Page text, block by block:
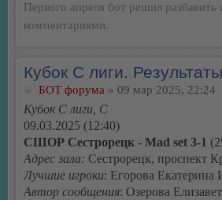
Первого апреля бот решил
комментариями.
Кубок С лиги.
БОТ форума » 09 мар 2025, 22:24
Кубок С лиги, C
09.03.2025 (12:40)
СШОР Сестрорецк - Mad set 3-1
Адрес зала: Сестрорецк, проспект
Лучшие игроки: Егорова
Автор сообщения: Озерова